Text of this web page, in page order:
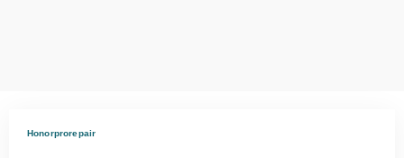
Honorprorepair